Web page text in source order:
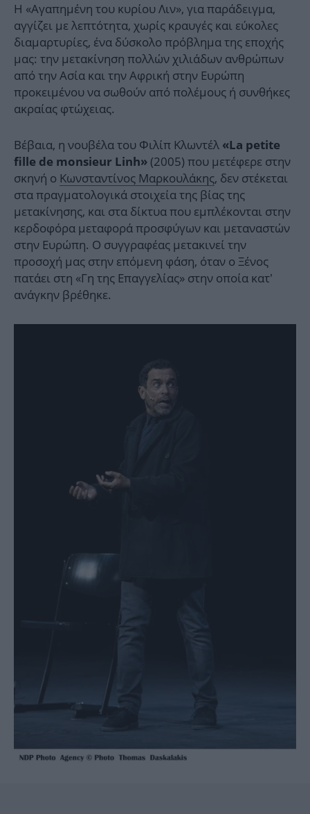
Η «Αγαπημένη του κυρίου Λιν», για παράδειγμα,
αγγίζει με λεπτότητα, χωρίς κραυγές και εύκολες
διαμαρτυρίες, ένα δύσκολο πρόβλημα της εποχής
μας: την μετακίνηση πολλών χιλιάδων ανθρώπων
από την Ασία και την Αφρική στην Ευρώπη
προκειμένου να σωθούν από πολέμους ή συνθήκες
ακραίας φτώχειας.
Βέβαια, η νουβέλα του Φιλίπ Κλωντέλ «La petite
fille de monsieur Linh» (2005) που μετέφερε στην
σκηνή ο Κωνσταντίνος Μαρκουλάκης, δεν στέκεται
στα πραγματολογικά στοιχεία της βίας της
μετακίνησης, και στα δίκτυα που εμπλέκονται στην
κερδοφόρα μεταφορά προσφύγων και μεταναστών
στην Ευρώπη. Ο συγγραφέας μετακινεί την
προσοχή μας στην επόμενη φάση, όταν ο Ξένος
πατάει στη «Γη της Επαγγελίας» στην οποία κατ’
ανάγκην βρέθηκε.